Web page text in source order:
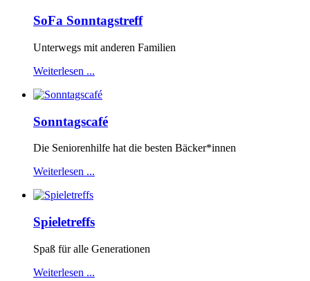
SoFa Sonntagstreff
Unterwegs mit anderen Familien
Weiterlesen ...
Sonntagscafé
Die Seniorenhilfe hat die besten Bäcker*innen
Weiterlesen ...
Spieletreffs
Spaß für alle Generationen
Weiterlesen ...